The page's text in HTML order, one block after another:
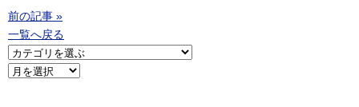
前の記事 »
一覧へ戻る